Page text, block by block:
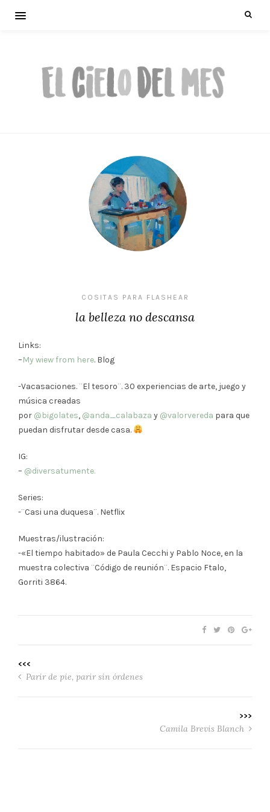
COSITAS PARA FLASHEAR
la belleza no descansa
Links:
–My wiew from here. Blog
-Vacasaciones. ¨El tesoro¨. 30 experiencias de arte, juego y
música creadas
por @bigolates, @anda_calabaza y @valorvereda para que
puedan disfrutar desde casa.
IG:
– @diversatumente.
Series:
-¨Casi una duquesa¨. Netflix
Muestras/ilustración:
-«El tiempo habitado» de Paula Cecchi y Pablo Noce, en la
muestra colectiva ¨Código de reunión¨. Espacio Ftalo,
Gorriti 3864.
<<<
Parir de pie, parir sin órdenes
>>>
Camila Brevis Blanch